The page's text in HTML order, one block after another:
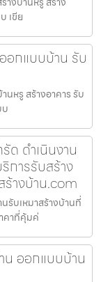
เขีย
อกแบบบ้าน รับ
นหรู สร้างอาคาร รับ
ด ดำเนินงาน
การรับสร้าง
ร้างบ้าน.com
รับเหมาสร้างบ้านที่
คาที่คุ้มค่
น ออกแบบบ้าน